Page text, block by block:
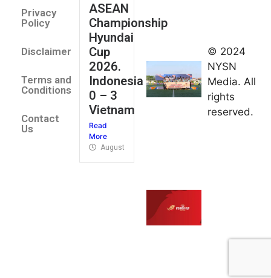
Privacy
Policy
Disclaimer
Terms and
Conditions
Contact
Us
ASEAN
Championship
Hyundai
Cup
2026.
Indonesia
0 – 3
Vietnam
Read
More
August 4, 2026
umum
Kejurnas
Panahan
Junior di
Kudus
grup
© 2024
NYSN
Media. All
rights
reserved.